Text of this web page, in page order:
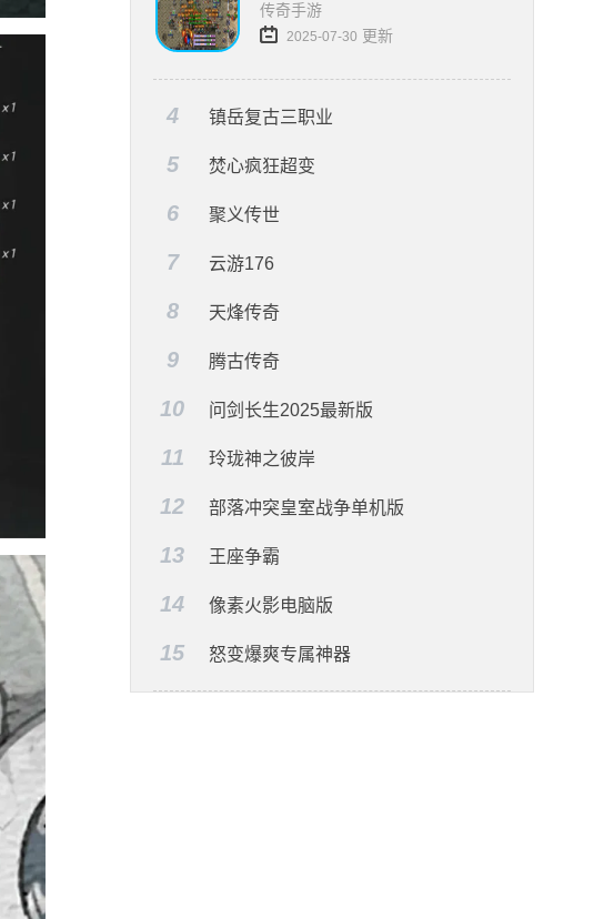
传奇手游
2025-07-30 更新
4 镇岳复古三职业
5 焚心疯狂超变
6 聚义传世
7 云游176
8 天烽传奇
9 腾古传奇
10 问剑长生2025最新版
11 玲珑神之彼岸
12 部落冲突皇室战争单机版
13 王座争霸
14 像素火影电脑版
15 怒变爆爽专属神器